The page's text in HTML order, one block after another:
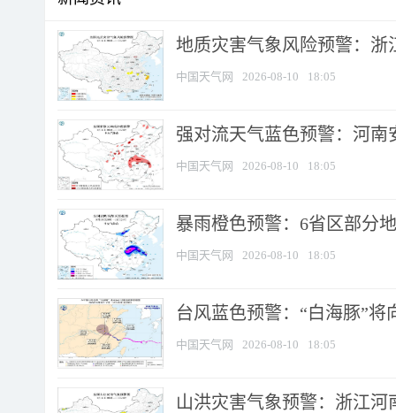
地质灾害气象风险预警：浙
中国天气网 2026-08-10 18:05
强对流天气蓝色预警：河南
中国天气网 2026-08-10 18:05
暴雨橙色预警：6省区部分
中国天气网 2026-08-10 18:05
台风蓝色预警：“白海豚”
中国天气网 2026-08-10 18:05
山洪灾害气象预警：浙江